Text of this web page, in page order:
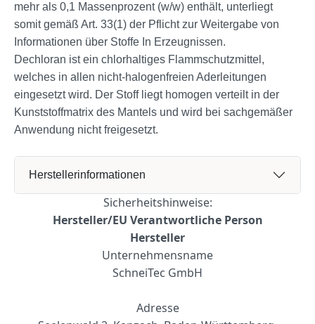
mehr als 0,1 Massenprozent (w/w) enthält, unterliegt
somit gemäß Art. 33(1) der Pflicht zur Weitergabe von
Informationen über Stoffe In Erzeugnissen.
Dechloran ist ein chlorhaltiges Flammschutzmittel,
welches in allen nicht-halogenfreien Aderleitungen
eingesetzt wird. Der Stoff liegt homogen verteilt in der
Kunststoffmatrix des Mantels und wird bei sachgemäßer
Anwendung nicht freigesetzt.
Herstellerinformationen
Sicherheitshinweise:
Hersteller/EU Verantwortliche Person
Hersteller
Unternehmensname
SchneiTec GmbH
Adresse